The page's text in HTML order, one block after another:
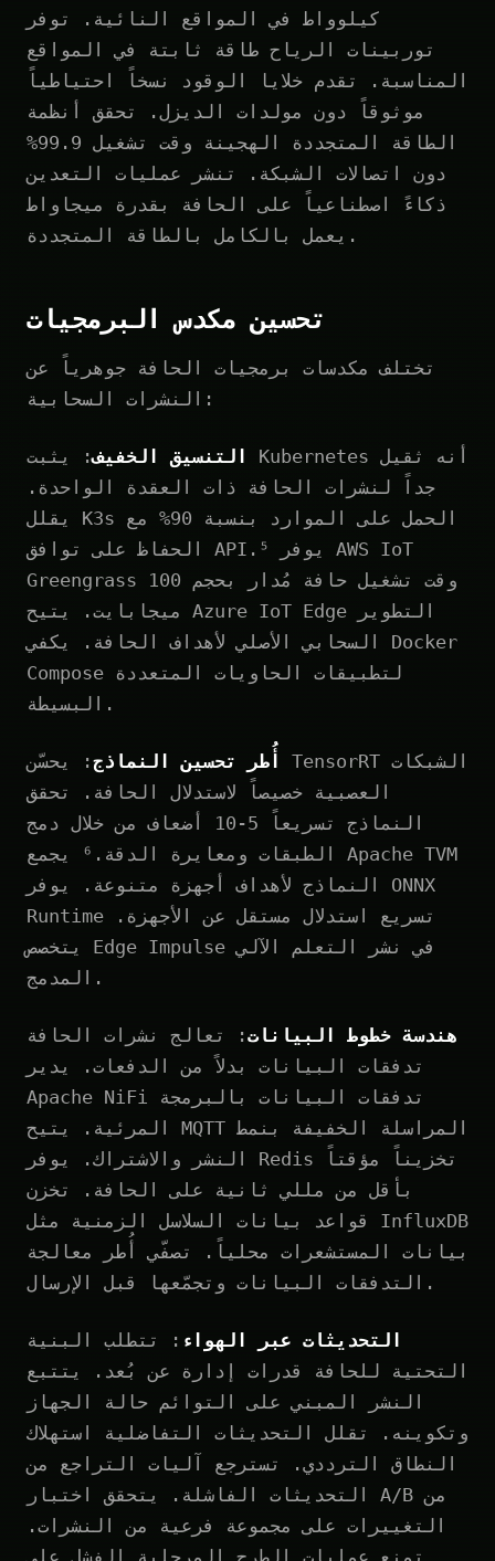
كيلوواط في المواقع النائية. توفر
توربينات الرياح طاقة ثابتة في المواقع
المناسبة. تقدم خلايا الوقود نسخاً احتياطياً
موثوقاً دون مولدات الديزل. تحقق أنظمة
الطاقة المتجددة الهجينة وقت تشغيل 99.9%
دون اتصالات الشبكة. تنشر عمليات التعدين
ذكاءً اصطناعياً على الحافة بقدرة ميجاواط
يعمل بالكامل بالطاقة المتجددة.
تحسين مكدس البرمجيات
تختلف مكدسات برمجيات الحافة جوهرياً عن
النشرات السحابية:
التنسيق الخفيف: يثبت Kubernetes أنه ثقيل
جداً لنشرات الحافة ذات العقدة الواحدة.
يقلل K3s الحمل على الموارد بنسبة 90% مع
الحفاظ على توافق API.⁵ يوفر AWS IoT
Greengrass وقت تشغيل حافة مُدار بحجم 100
ميجابايت. يتيح Azure IoT Edge التطوير
السحابي الأصلي لأهداف الحافة. يكفي Docker
Compose لتطبيقات الحاويات المتعددة
البسيطة.
أُطر تحسين النماذج: يحسّن TensorRT الشبكات
العصبية خصيصاً لاستدلال الحافة. تحقق
النماذج تسريعاً 5-10 أضعاف من خلال دمج
الطبقات ومعايرة الدقة.⁶ يجمع Apache TVM
النماذج لأهداف أجهزة متنوعة. يوفر ONNX
Runtime تسريع استدلال مستقل عن الأجهزة.
يتخصص Edge Impulse في نشر التعلم الآلي
المدمج.
هندسة خطوط البيانات: تعالج نشرات الحافة
تدفقات البيانات بدلاً من الدفعات. يدير
Apache NiFi تدفقات البيانات بالبرمجة
المرئية. يتيح MQTT المراسلة الخفيفة بنمط
النشر والاشتراك. يوفر Redis تخزيناً مؤقتاً
بأقل من مللي ثانية على الحافة. تخزن
قواعد بيانات السلاسل الزمنية مثل InfluxDB
بيانات المستشعرات محلياً. تصفّي أُطر معالجة
التدفقات البيانات وتجمّعها قبل الإرسال.
التحديثات عبر الهواء : تتطلب البنية
التحتية للحافة قدرات إدارة عن بُعد. يتتبع
النشر المبني على التوائم حالة الجهاز
وتكوينه. تقلل التحديثات التفاضلية استهلاك
النطاق الترددي. تسترجع آليات التراجع من
التحديثات الفاشلة. يتحقق اختبار A/B من
التغييرات على مجموعة فرعية من النشرات.
تمنع عمليات الطرح المرحلية الفشل على